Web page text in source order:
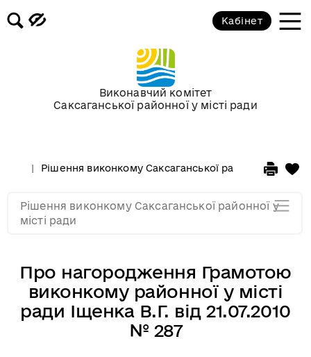
Виконавчий комітет
Саксаганської районної у місті ради
Кабінет
Рішення виконкому Саксаганської районної у місті
Про нагородження Грамотою
виконкому районної у місті
ради Іщенка В.Г. від 21.07.2010
№ 287
Рішення виконкому Саксаганської районної у
місті ради
Засідання виконкому від 17
березня 2010 року
Засідання виконкому від 17
лютого 2010 року
січня 2010 року